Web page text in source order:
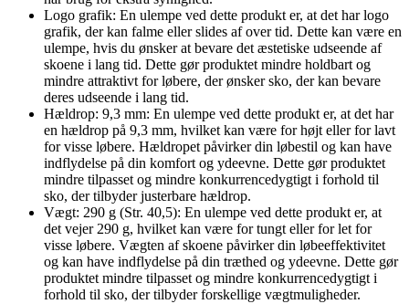
Logo grafik: En ulempe ved dette produkt er, at det har logo
grafik, der kan falme eller slides af over tid. Dette kan være en
ulempe, hvis du ønsker at bevare det æstetiske udseende af
skoene i lang tid. Dette gør produktet mindre holdbart og
mindre attraktivt for løbere, der ønsker sko, der kan bevare
deres udseende i lang tid.
Hældrop: 9,3 mm: En ulempe ved dette produkt er, at det har
en hældrop på 9,3 mm, hvilket kan være for højt eller for lavt
for visse løbere. Hældropet påvirker din løbestil og kan have
indflydelse på din komfort og ydeevne. Dette gør produktet
mindre tilpasset og mindre konkurrencedygtigt i forhold til
sko, der tilbyder justerbare hældrop.
Vægt: 290 g (Str. 40,5): En ulempe ved dette produkt er, at
det vejer 290 g, hvilket kan være for tungt eller for let for
visse løbere. Vægten af skoene påvirker din løbeeffektivitet
og kan have indflydelse på din træthed og ydeevne. Dette gør
produktet mindre tilpasset og mindre konkurrencedygtigt i
forhold til sko, der tilbyder forskellige vægtmuligheder.